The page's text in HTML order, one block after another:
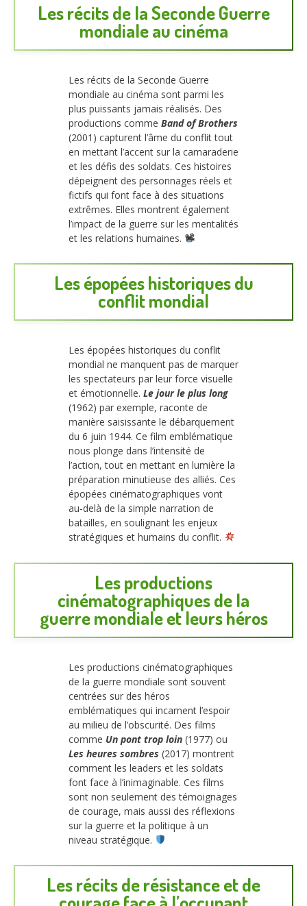
Les récits de la Seconde Guerre
mondiale au cinéma
Les récits de la Seconde Guerre
mondiale au cinéma sont parmi les
plus puissants jamais réalisés. Des
productions comme Band of Brothers
(2001) capturent l’âme du conflit tout
en mettant l’accent sur la camaraderie
et les défis des soldats. Ces histoires
dépeignent des personnages réels et
fictifs qui font face à des situations
extrêmes. Elles montrent également
l’impact de la guerre sur les mentalités
et les relations humaines.
Les épopées historiques du
conflit mondial
Les épopées historiques du conflit
mondial ne manquent pas de marquer
les spectateurs par leur force visuelle
et émotionnelle. Le jour le plus long
(1962) par exemple, raconte de
manière saisissante le débarquement
du 6 juin 1944. Ce film emblématique
nous plonge dans l’intensité de
l’action, tout en mettant en lumière la
préparation minutieuse des alliés. Ces
épopées cinématographiques vont
au-delà de la simple narration de
batailles, en soulignant les enjeux
stratégiques et humains du conflit.
Les productions
cinématographiques de la
guerre mondiale et leurs héros
Les productions cinématographiques
de la guerre mondiale sont souvent
centrées sur des héros
emblématiques qui incarnent l’espoir
au milieu de l’obscurité. Des films
comme Un pont trop loin (1977) ou
Les heures sombres (2017) montrent
comment les leaders et les soldats
font face à l’inimaginable. Ces films
sont non seulement des témoignages
de courage, mais aussi des réflexions
sur la guerre et la politique à un
niveau stratégique.
Les récits de résistance et de